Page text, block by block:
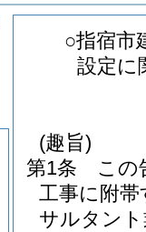
○指宿市
設定に
(趣旨)
第1条
この
工事に附
サルタン